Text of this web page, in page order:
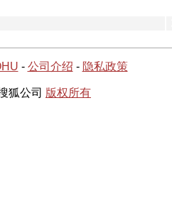
- 公司介绍 - 隐私政策
狐公司 版权所有